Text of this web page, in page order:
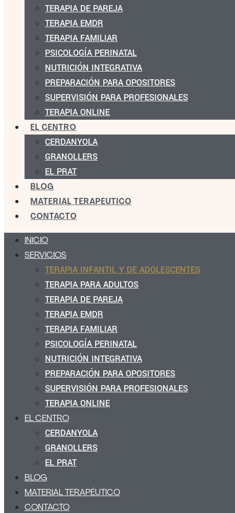
TERAPIA DE PAREJA
TERAPIA EMDR
TERAPIA FAMILIAR
PSICOLOGÍA PERINATAL
NUTRICIÓN INTEGRATIVA
PREPARACIÓN PARA OPOSITORES
SUPERVISIÓN PARA PROFESIONALES
TERAPIA ONLINE
EL CENTRO
CERDANYOLA
GRANOLLERS
EL PRAT
BLOG
MATERIAL TERAPÉUTICO
CONTACTO
INICIO
SERVICIOS
TERAPIA INFANTIL Y DE ADOLESCENTES
TERAPIA PARA ADULTOS
TERAPIA DE PAREJA
TERAPIA EMDR
TERAPIA FAMILIAR
PSICOLOGÍA PERINATAL
NUTRICIÓN INTEGRATIVA
PREPARACIÓN PARA OPOSITORES
SUPERVISIÓN PARA PROFESIONALES
TERAPIA ONLINE
EL CENTRO
CERDANYOLA
GRANOLLERS
EL PRAT
BLOG
MATERIAL TERAPÉUTICO
CONTACTO